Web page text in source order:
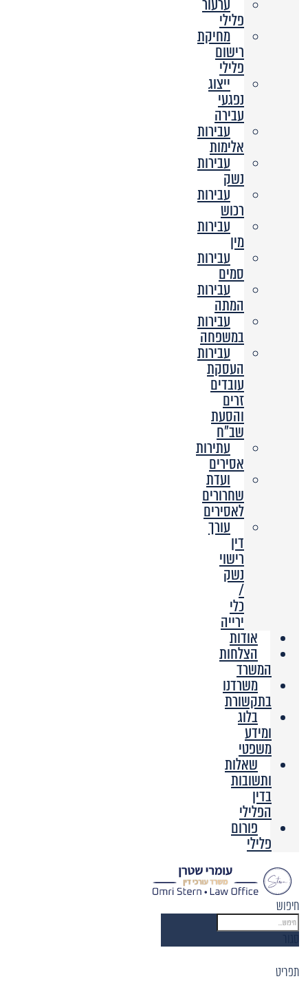
פלילי
מחיקת
רישום
פלילי
ייצוג
נפגעי
עבירה
עבירות
אלימות
עבירות
נשק
עבירות
רכוש
עבירות
מין
עבירות
סמים
עבירות
המתה
עבירות
במשפחה
עבירות
העסקת
עובדים
זרים
והסעת
שב”ח
עתירות
אסירים
ועדת
שחרורים
לאסירים
עורך
דין
רישוי
נשק
/
כלי
ירייה
אודות
הצלחות
המשרד
משרדנו
בתקשורת
בלוג
ומידע
משפטי
שאלות
ותשובות
בדין
הפלילי
פורום
פלילי
חיפוש
תפריט